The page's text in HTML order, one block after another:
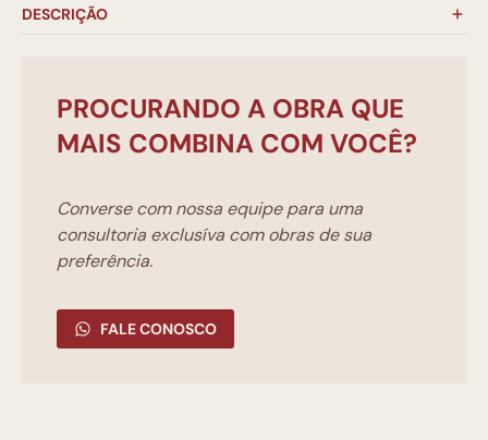
DESCRIÇÃO
PROCURANDO A OBRA QUE
MAIS COMBINA COM VOCÊ?
Converse com nossa equipe para uma
consultoria exclusíva com obras de sua
preferência.
FALE CONOSCO